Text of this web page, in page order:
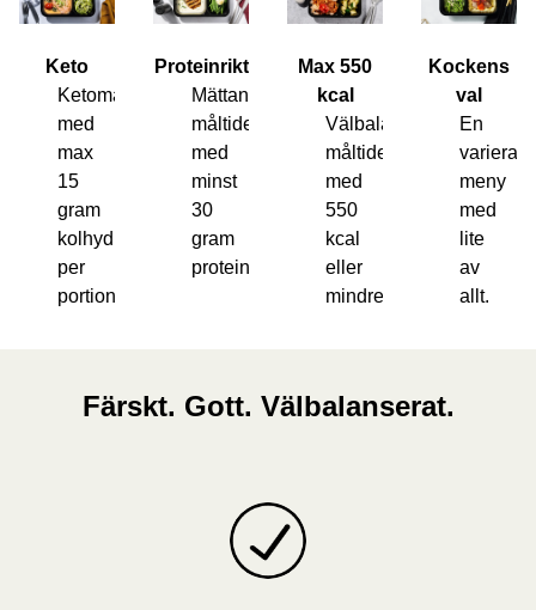
Keto
Ketomåltider
med
max
15
gram
kolhydrater
per
portion.
Proteinrikt
Mättande
måltider
med
minst
30
gram
protein.
Max 550
kcal
Välbalanserade
måltider
med
550
kcal
eller
mindre.
Kockens
val
En
varierad
meny
med
lite
av
allt.
Färskt. Gott. Välbalanserat.